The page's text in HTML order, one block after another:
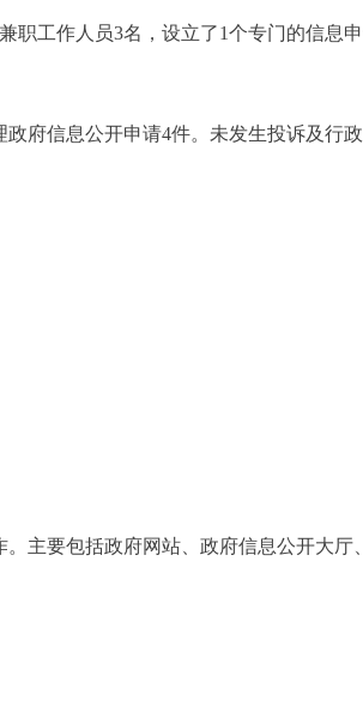
工作人员3名，设立了1个专门的信息
信息公开申请4件。未发生投诉及行
要包括政府网站、政府信息公开大厅